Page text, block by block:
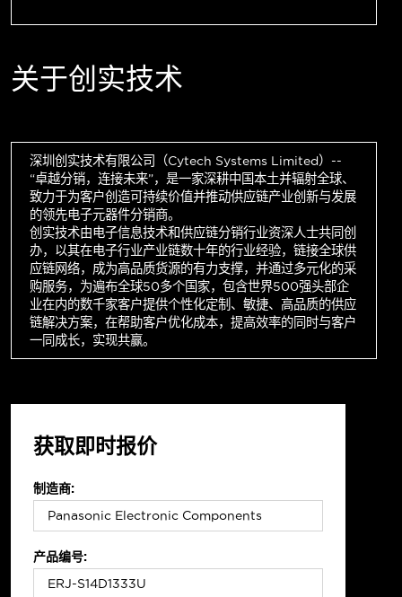
关于创实技术
深圳创实技术有限公司（Cytech Systems Limited）--
“卓越分销，连接未来”，是一家深耕中国本土并辐射全球、
致力于为客户创造可持续价值并推动供应链产业创新与发展
的领先电子元器件分销商。
创实技术由电子信息技术和供应链分销行业资深人士共同创
办，以其在电子行业产业链数十年的行业经验，链接全球供
应链网络，成为高品质货源的有力支撑，并通过多元化的采
购服务，为遍布全球50多个国家，包含世界500强头部企
业在内的数千家客户提供个性化定制、敏捷、高品质的供应
链解决方案，在帮助客户优化成本，提高效率的同时与客户
一同成长，实现共赢。
获取即时报价
制造商:
产品编号: